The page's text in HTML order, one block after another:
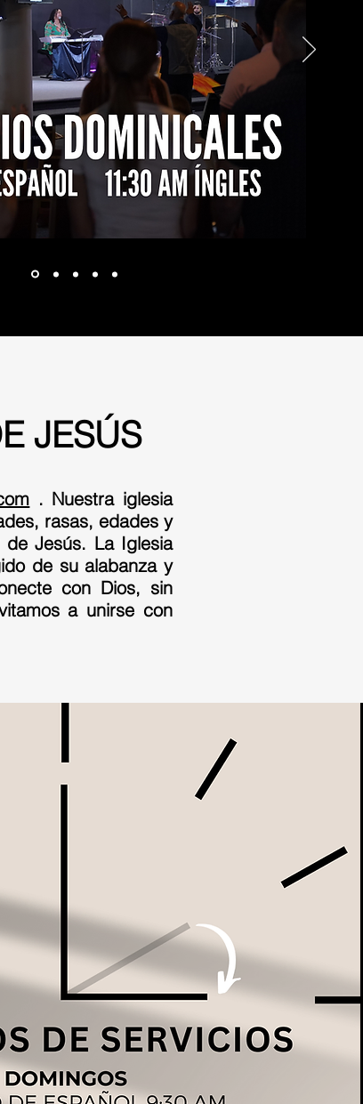
JESÚS
. Nuestra iglesia
rasas, edades y
Jesús. La Iglesia
de su alabanza y
con Dios, sin
a unirse con